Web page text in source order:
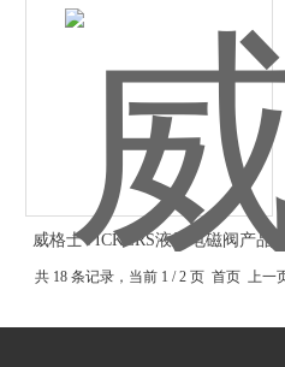
威格士VICKERS液压电磁阀产品
共 18 条记录，当前 1 / 2 页 首页 上